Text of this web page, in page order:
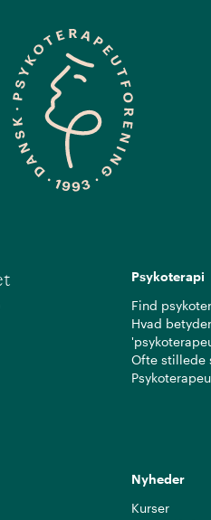
Psykoterapi
Find
Hvad
Ofte stillede
Nyheder
Kurser